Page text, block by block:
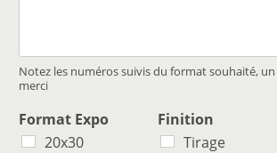
Notez les numéros suivis du format souhaité,
merci
Format Expo
20x30
Finition
Tirage